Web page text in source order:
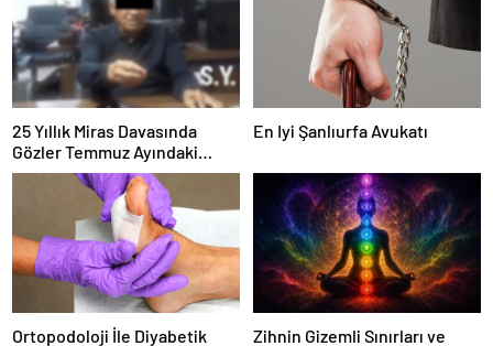
25 Yıllık Miras Davasında
Gözler Temmuz Ayındaki
Karar Duruşmasına Çevrildi
En Iyi Şanlıurfa Avukatı
Ortopodoloji İle Diyabetik
Zihnin Gizemli Sınırları ve